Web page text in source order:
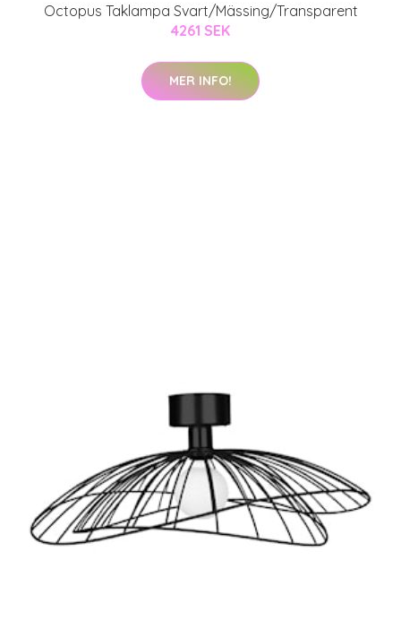
Octopus Taklampa Svart/Mässing/Transparent
4261 SEK
MER INFO!